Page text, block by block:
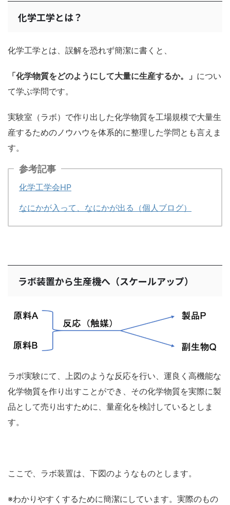
化学工学とは？
化学工学とは、誤解を恐れず簡潔に書くと、
「化学物質をどのようにして大量に生産するか。」 につい
て学ぶ学問です。
実験室（ラボ）で作り出した化学物質を工場規模で大量生
産するためのノウハウを体系的に整理した学問とも言えま
す。
参考記事
化学工学会HP
なにかが入って、なにかが出る（個人ブログ）
ラボ装置から生産機へ（スケールアップ）
ラボ実験にて、上図のような反応を行い、運良く高機能な
化学物質を作り出すことができ、その化学物質を実際に製
品として売り出すために、量産化を検討しているとしま
す。
ここで、ラボ装置は、下図のようなものとします。
※わかりやすくするために簡潔にしています。実際のもの